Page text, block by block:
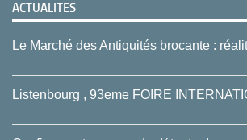
ACTUALITES
Le Marché des Antiquités brocante :
Listenbourg , 93eme FOIRE